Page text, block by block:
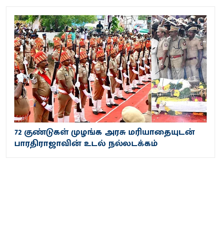
72 குண்டுகள் முழங்க அரசு மரியாதையுடன்
பாரதிராஜாவின் உடல் நல்லடக்கம்